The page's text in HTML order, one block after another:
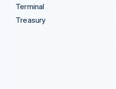
Terminal
Treasury